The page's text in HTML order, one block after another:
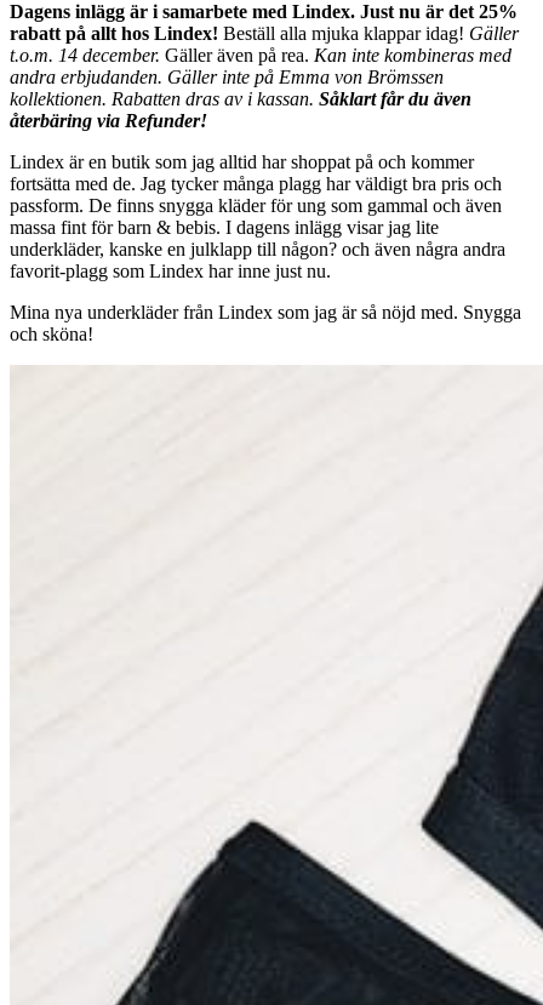
Dagens inlägg är i samarbete med Lindex. Just nu är det 25%
rabatt på allt hos Lindex! Beställ alla mjuka klappar idag! Gäller
t.o.m. 14 december. Gäller även på rea. Kan inte kombineras med
andra erbjudanden. Gäller inte på Emma von Brömssen
kollektionen. Rabatten dras av i kassan. Såklart får du även
återbäring via Refunder!
Lindex är en butik som jag alltid har shoppat på och kommer
fortsätta med de. Jag tycker många plagg har väldigt bra pris och
passform. De finns snygga kläder för ung som gammal och även
massa fint för barn & bebis. I dagens inlägg visar jag lite
underkläder, kanske en julklapp till någon? och även några andra
favorit-plagg som Lindex har inne just nu.
Mina nya underkläder från Lindex som jag är så nöjd med. Snygga
och sköna!